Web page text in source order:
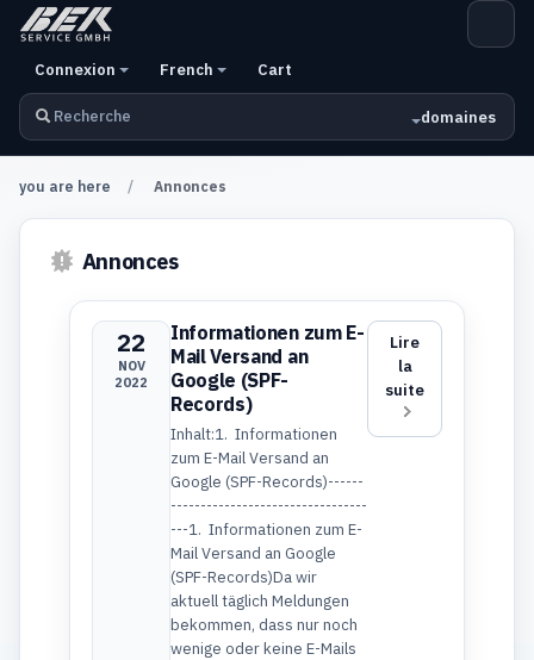
domaines
Connexion French Cart
you are here Annonces
Annonces
22
NOV
2022
Informationen zum E-
Mail Versand an
Google (SPF-
Records)
Inhalt:1. Informationen
zum E-Mail Versand an
Google (SPF-Records)------
---------------------------------
---1. Informationen zum E-
Mail Versand an Google
(SPF-Records)Da wir
aktuell täglich Meldungen
bekommen, dass nur noch
wenige oder keine E-Mails
Lire
la
suite